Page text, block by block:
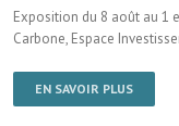
Exposition du 8 août au 1
Carbone, Espace
EN SAVOIR PLUS